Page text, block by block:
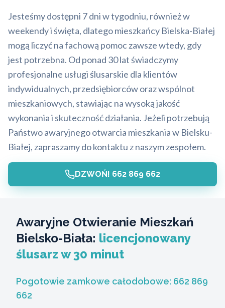
Jesteśmy dostępni 7 dni w tygodniu, również w
weekendy i święta, dlatego mieszkańcy Bielska-Białej
mogą liczyć na fachową pomoc zawsze wtedy, gdy
jest potrzebna. Od ponad 30 lat świadczymy
profesjonalne usługi ślusarskie dla klientów
indywidualnych, przedsiębiorców oraz wspólnot
mieszkaniowych, stawiając na wysoką jakość
wykonania i skuteczność działania. Jeżeli potrzebują
Państwo awaryjnego otwarcia mieszkania w Bielsku-
Białej, zapraszamy do kontaktu z naszym zespołem.
DZWOŃ! 662 869 662
Awaryjne Otwieranie Mieszkań
Bielsko-Biała: licencjonowany
ślusarz w 30 minut
Pogotowie zamkowe całodobowe: 662 869
662